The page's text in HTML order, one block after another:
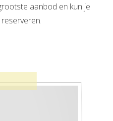
aanbod en kun je